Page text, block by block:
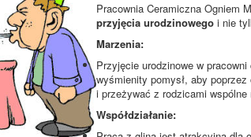
Pracownia Ceramiczna Ogniem
przyjęcia urodzinowego i nie
Marzenia:
Przyjęcie urodzinowe w
wyśmienity pomysł, aby
i przeżywać z rodzicami
Współdziałanie: